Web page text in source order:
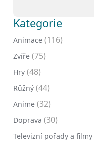
Kategorie
Animace (116)
Zvíře (75)
Hry (48)
Růžný (44)
Anime (32)
Doprava (30)
Televizní pořady a filmy